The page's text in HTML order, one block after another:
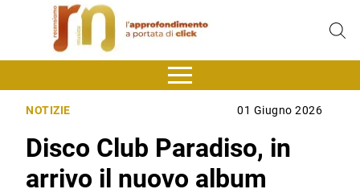
NOTIZIE 01 Giugno 2026
Disco Club Paradiso, in
arrivo il nuovo album